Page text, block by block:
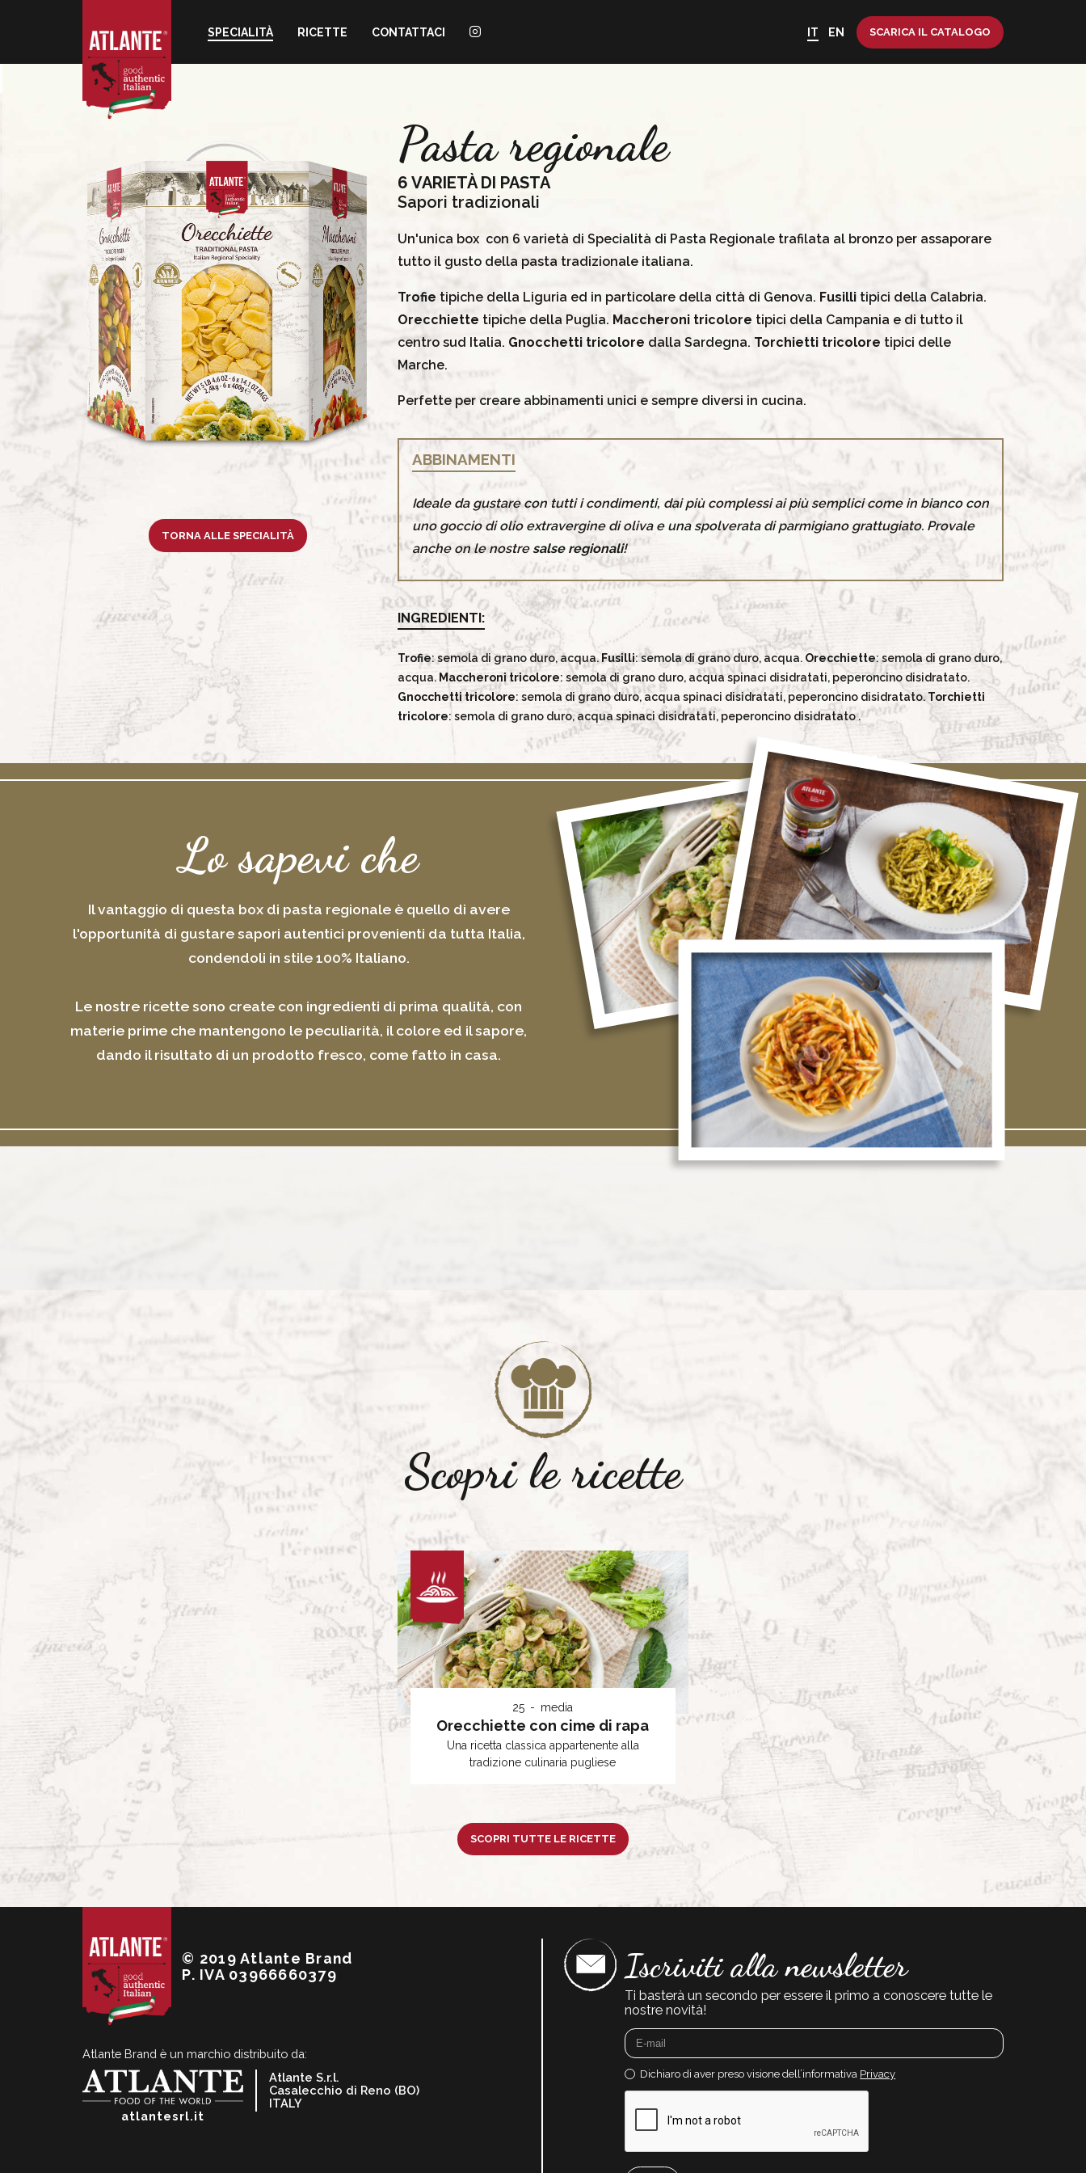
SPECIALITÀ RICETTE CONTATTACI IT EN SCARICA IL CATALOGO
TORNA ALLE SPECIALITÀ
Pasta regionale
6 VARIETÀ DI PASTA
Sapori tradizionali
Un'unica box con 6 varietà di Specialità di Pasta Regionale trafilata al bronzo per assaporare
tutto il gusto della pasta tradizionale italiana.
Trofie tipiche della Liguria ed in particolare della città di Genova. Fusillitipici della Calabria.
Orecchiette tipiche della Puglia. Maccheroni tricolore tipici della Campania e di tutto il
centro sud Italia. Gnocchetti tricolore dalla Sardegna. Torchietti tricolore tipici delle
Marche.
Perfette per creare abbinamenti unici e sempre diversi in cucina.
ABBINAMENTI
Ideale da gustare con tutti i condimenti, dai più complessi ai più semplici come in bianco con
uno goccio di olio extravergine di oliva e una spolverata di parmigiano grattugiato. Provale
anche on le nostresalse regionali!
INGREDIENTI:
Trofie: semola di grano duro, acqua.Fusilli: semola di grano duro, acqua. Orecchiette: semola di grano duro,
acqua. Maccheroni tricolore: semola di grano duro, acqua spinaci disidratati, peperoncino disidratato.
Gnocchetti tricolore: semola di grano duro, acqua spinaci disidratati, peperoncino disidratato.Torchietti
tricolore: semola di grano duro, acqua spinaci disidratati, peperoncino disidratato .
Lo sapevi che
Il vantaggio di questa box di pasta regionale è quello di avere
l'opportunità di gustare sapori autentici provenienti da tutta Italia,
condendoli in stile 100% Italiano.
Le nostre ricette sono create con ingredienti di prima qualità, con
materie prime che mantengono le peculiarità, il colore ed il sapore,
dando il risultato di un prodotto fresco, come fatto in casa.
Scopri le ricette
25 media
Orecchiette con cime di rapa
Una ricetta classica appartenente alla
tradizione culinaria pugliese
SCOPRI TUTTE LE RICETTE
© 2019 Atlante Brand
P. IVA 03966660379
Atlante Brand è un marchio distribuito da:
atlantesrl.it
Atlante S.r.l.
Casalecchio di Reno (BO)
ITALY
Iscriviti alla newsletter
Ti basterà un secondo per essere il primo a conoscere tutte le
nostre novità!
Dichiaro di aver preso visione dell’informativa Privacy